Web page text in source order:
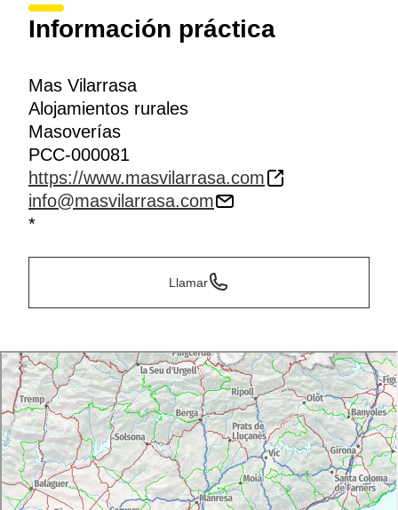
Información práctica
Mas Vilarrasa
Alojamientos rurales
Masoverías
PCC-000081
https://www.masvilarrasa.com
info@masvilarrasa.com
*
Llamar